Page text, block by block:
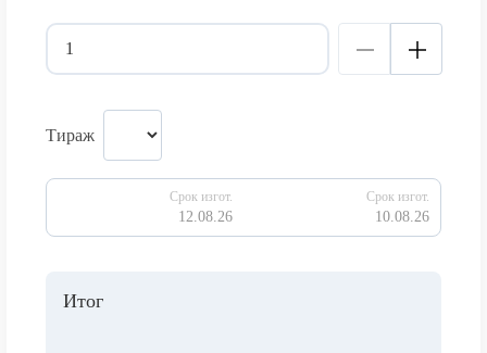
Тираж
Срок изгот.
12.08.26
Срок изгот.
10.08.26
Итог